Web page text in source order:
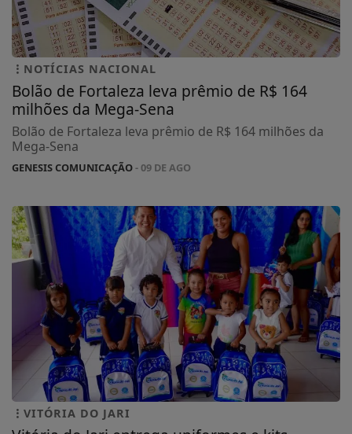
NOTÍCIAS NACIONAL
Bolão de Fortaleza leva prêmio de R$ 164
milhões da Mega-Sena
Bolão de Fortaleza leva prêmio de R$ 164 milhões da
Mega-Sena
GENESIS COMUNICAÇÃO- 09 DE AGO
VITÓRIA DO JARI